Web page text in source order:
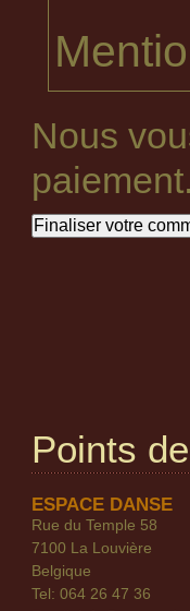
Nous
paiement.
Points
ESPACE DANSE
Rue du Temple 58
7100 La Louvière
Belgique
Tel: 064 26 47 36